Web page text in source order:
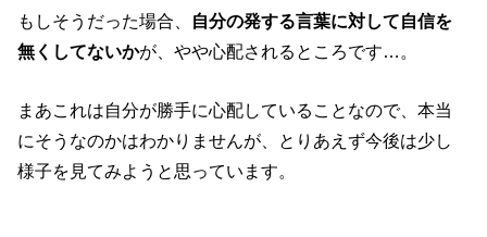
もしそうだった場合、 自分の発する言葉に対して自信を
無くしてないかが、やや心配されるところです…。
まあこれは自分が勝手に心配していることなので、本当
にそうなのかはわかりませんが、とりあえず今後は少し
様子を見てみようと思っています。